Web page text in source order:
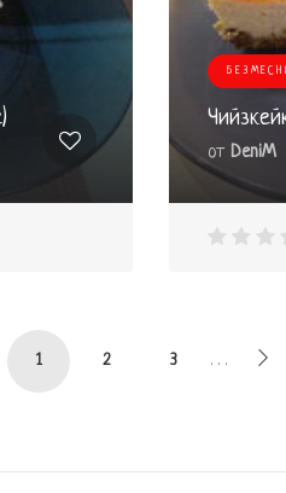
от DeniM
1 2 3 . . .